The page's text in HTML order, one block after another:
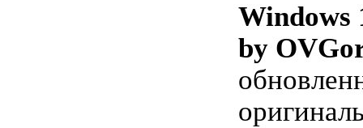
Windows
by